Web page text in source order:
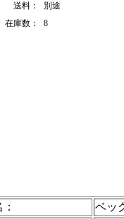
送料：
別途
在庫数：
8
ベッ